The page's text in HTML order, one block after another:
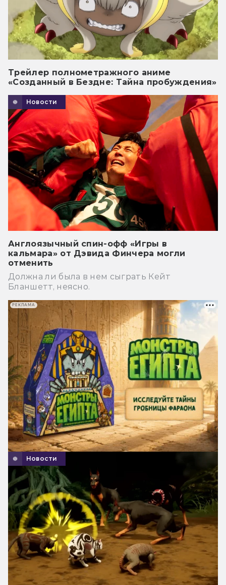
Трейлер полнометражного аниме
«Созданный в Бездне: Тайна пробуждения»
Новости
Англоязычный спин-офф «Игры в
кальмара» от Дэвида Финчера могли
отменить
Должна ли была в нем сыграть Кейт
Бланшетт, неясно.
Новости
РЕКЛАМА